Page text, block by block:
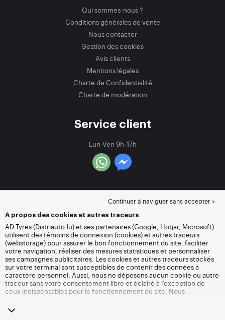
Qui sommes-nous ?
Conditions générales de vente
Nous contacter
Gestion des cookies
Avis clients
Mentions légales
Charte de Confidentialité
Charte de modération
Service client
Lun-Ven 9h-17h
Continuer à naviguer sans accepter >
À propos des cookies et autres traceurs
AD Tyres (Distriauto.lu) et ses partenaires (Google, Hotjar, Microsoft)
utilisent des témoins de connexion (cookies) et autres traceurs
(webstorage) pour assurer le bon fonctionnement du site, faciliter
votre navigation, réaliser des mesures statistiques et personnaliser
ses campagnes publicitaires. Les cookies et autres traceurs stockés
sur votre terminal sont susceptibles de contenir des données à
caractère personnel. Aussi, nous ne déposons aucun cookie ou autre
traceur sans votre consentement libre et éclairé à l’exception de
ceux indispensables pour le fonctionnement du site. Nous
conservons votre choix pendant 6 mois. Vous pouvez retirer votre
consentement à tout moment en vous rendant sur la
autres traceurs